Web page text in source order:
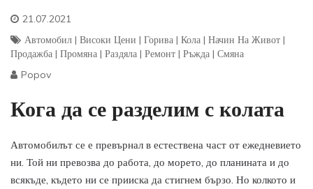
21.07.2021
Автомобил | Високи Цени | Горива | Кола | Начин На Живот |
Продажба | Промяна | Раздяла | Ремонт | Ръжда | Смяна
Popov
Кога да се разделим с колата
Автомобилът се е превърнал в естествена част от ежедневието
ни. Той ни превозва до работа, до морето, до планината и до
всякъде, където ни се прииска да стигнем бързо. Но колкото и